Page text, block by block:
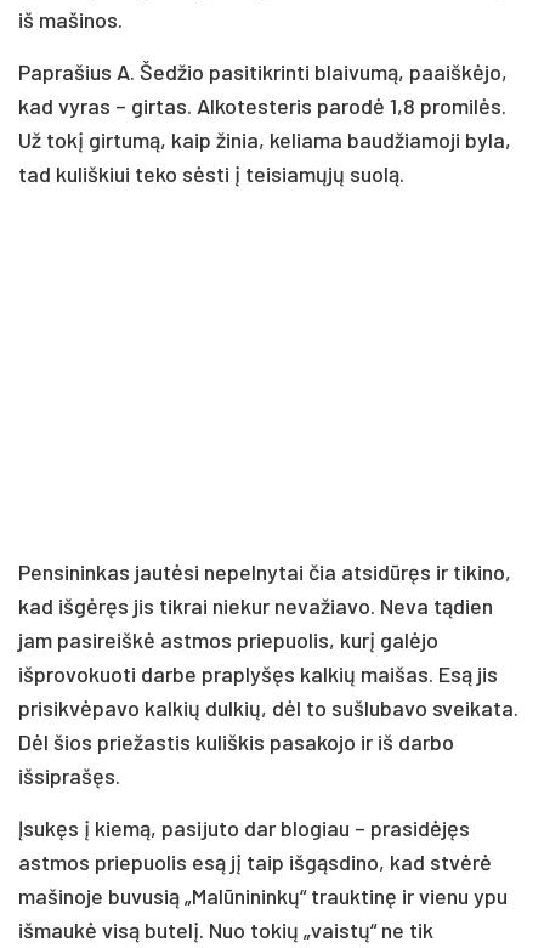
iš mašinos.
Paprašius A. Šedžio pasitikrinti blaivumą, paaiškėjo,
kad vyras – girtas. Alkotesteris parodė 1,8 promilės.
Už tokį girtumą, kaip žinia, keliama baudžiamoji byla,
tad kuliškiui teko sėsti į teisiamųjų suolą.
Pensininkas jautėsi nepelnytai čia atsidūręs ir tikino,
kad išgėręs jis tikrai niekur nevažiavo. Neva tądien
jam pasireiškė astmos priepuolis, kurį galėjo
išprovokuoti darbe praplyšęs kalkių maišas. Esą jis
prisikvėpavo kalkių dulkių, dėl to sušlubavo sveikata.
Dėl šios priežastis kuliškis pasakojo ir iš darbo
išsiprašęs.
Įsukęs į kiemą, pasijuto dar blogiau – prasidėjęs
astmos priepuolis esą jį taip išgąsdino, kad stvėrė
mašinoje buvusią „Malūnininkų“ trauktinę ir vienu ypu
išmaukė visą butelį. Nuo tokių „vaistų“ ne tik